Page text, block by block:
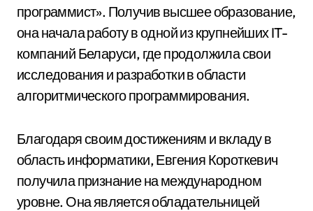
программист». Получив высшее образование,
она начала работу в одной из крупнейших IT-
компаний Беларуси, где продолжила свои
исследования и разработки в области
алгоритмического программирования.
Благодаря своим достижениям и вкладу в
область информатики, Евгения Короткевич
получила признание на международном
уровне. Она является обладательницей